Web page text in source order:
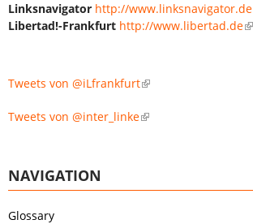
Linksnavigator http://www.linksnavigator.de
Libertad!-Frankfurt http://www.libertad.de
Tweets von @iLfrankfurt
Tweets von @inter_linke
NAVIGATION
Glossary